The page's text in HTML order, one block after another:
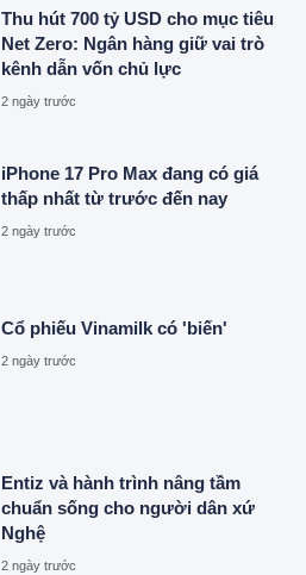
Thu hút 700 tỷ USD cho mục tiêu
Net Zero: Ngân hàng giữ vai trò
kênh dẫn vốn chủ lực
2 ngày trước
iPhone 17 Pro Max đang có giá
thấp nhất từ trước đến nay
2 ngày trước
Cổ phiếu Vinamilk có 'biến'
2 ngày trước
Entiz và hành trình nâng tầm
chuẩn sống cho người dân xứ
Nghệ
2 ngày trước